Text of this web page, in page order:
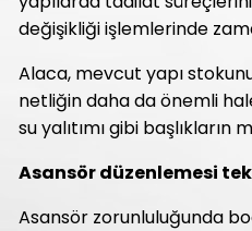
değişikliği işlemlerinde
Alaca, mevcut yapı
netliğin daha da önemli
su yalıtımı gibi başlıkların
Asansör düzenlemesi
Asansör zorunluluğunda